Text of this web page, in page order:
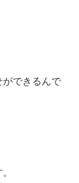
ができるんで